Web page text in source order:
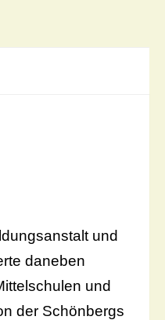
und
daneben
und
der Schönbergs